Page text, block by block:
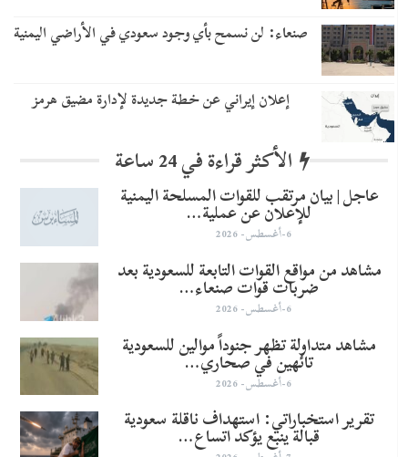
صنعاء: لن نسمح بأي وجود سعودي في الأراضي اليمنية
إعلان إيراني عن خطة جديدة لإدارة مضيق هرمز
الأكثر قراءة في 24 ساعة
عاجل | بيان مرتقب للقوات المسلحة اليمنية
للإعلان عن عملية…
6-أغسطس- 2026
مشاهد من مواقع القوات التابعة للسعودية بعد
ضربات قوات صنعاء…
6-أغسطس- 2026
مشاهد متداولة تظهر جنوداً موالين للسعودية
تائهين في صحاري…
6-أغسطس- 2026
تقرير استخباراتي: استهداف ناقلة سعودية
قبالة ينبع يؤكد اتساع…